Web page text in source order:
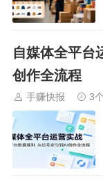
自媒体全平台
创作全流程
手赚快报 3